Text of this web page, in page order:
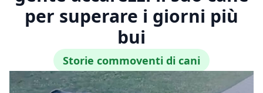
per superare i giorni più
bui
Storie commoventi di cani